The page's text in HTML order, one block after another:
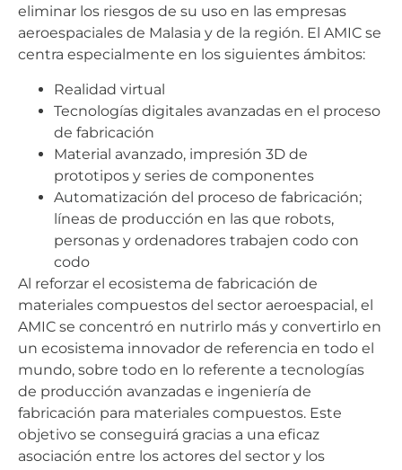
eliminar los riesgos de su uso en las empresas
aeroespaciales de Malasia y de la región. El AMIC se
centra especialmente en los siguientes ámbitos:
Realidad virtual
Tecnologías digitales avanzadas en el proceso
de fabricación
Material avanzado, impresión 3D de
prototipos y series de componentes
Automatización del proceso de fabricación;
líneas de producción en las que robots,
personas y ordenadores trabajen codo con
codo
Al reforzar el ecosistema de fabricación de
materiales compuestos del sector aeroespacial, el
AMIC se concentró en nutrirlo más y convertirlo en
un ecosistema innovador de referencia en todo el
mundo, sobre todo en lo referente a tecnologías
de producción avanzadas e ingeniería de
fabricación para materiales compuestos. Este
objetivo se conseguirá gracias a una eficaz
asociación entre los actores del sector y los